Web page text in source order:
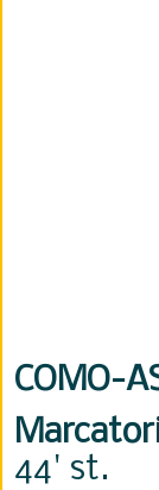
COMO-
44' st.